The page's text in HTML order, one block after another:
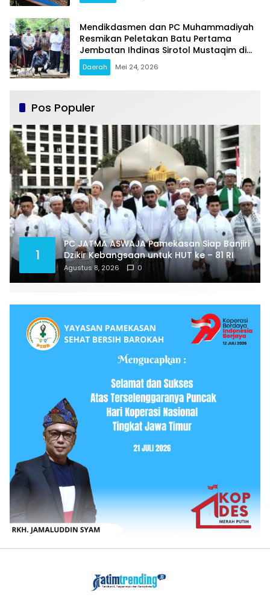
Mendikdasmen dan PC Muhammadiyah
Resmikan Peletakan Batu Pertama
Jembatan Ihdinas Sirotol Mustaqim di
Karang Penang Sampang
Daerah Mei 24, 2026
Pos Populer
1
PC JATMA ASWAJA Pamekasan Siap Banjiri
Dzikir Kebangsaan untuk HUT ke – 81 RI
Agustus 8, 2026 0